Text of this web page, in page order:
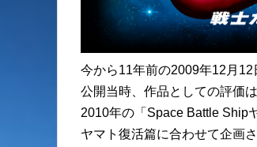
今から11年前の2009年12月12
公開当時、作品としての評価
2010年の「Space Battle Ship
ヤマト復活篇に合わせて企画